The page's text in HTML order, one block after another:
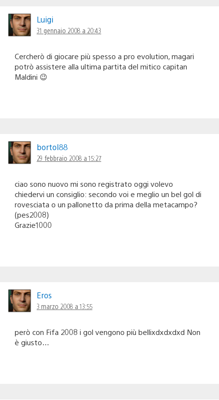
Luigi
31 gennaio 2008 a 20:43
Cercherò di giocare più spesso a pro evolution, magari
potrò assistere alla ultima partita del mitico capitan
Maldini 😉
bortol88
29 febbraio 2008 a 15:27
ciao sono nuovo mi sono registrato oggi volevo
chiedervi un consiglio: secondo voi e meglio un bel gol di
rovesciata o un pallonetto da prima della metacampo?
(pes2008)
Grazie1000
Eros
3 marzo 2008 a 13:55
però con Fifa 2008 i gol vengono più bellixdxdxdxd Non
è giusto…